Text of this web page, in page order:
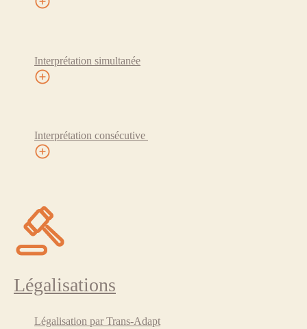
Interprétation simultanée
Interprétation consécutive
Légalisations
Légalisation par Trans-Adapt